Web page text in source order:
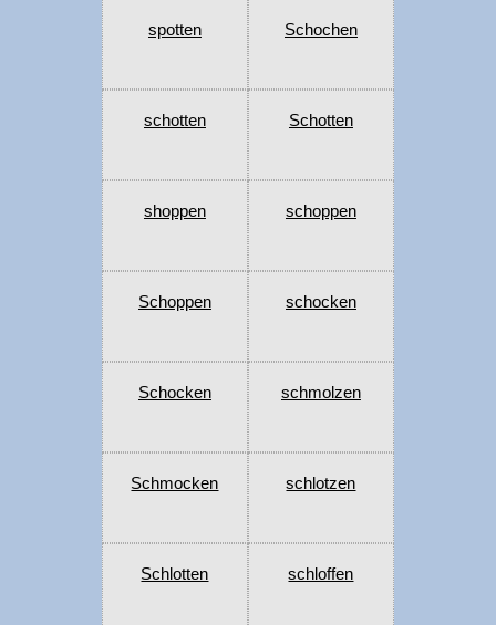
spotten Schochen
schotten Schotten
shoppen schoppen
Schoppen schocken
Schocken schmolzen
Schmocken schlotzen
Schlotten schloffen